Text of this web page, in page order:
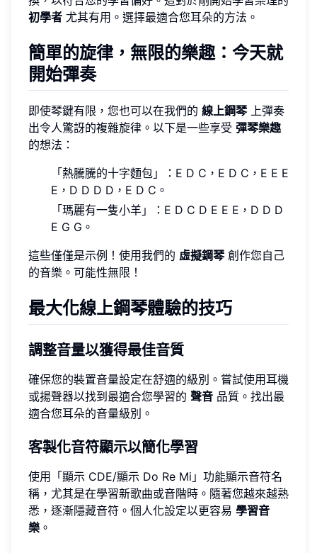
初學者 尤其有用。選擇最適合您耳朵的方法。
簡單的旋律，無限的樂趣：今天就
開始彈奏
即使琴鍵有限，您也可以在我們的 線上鋼琴上彈奏
出令人驚訝的複雜旋律。以下是一些享受 彈琴樂趣
的想法：
「熱騰騰的十字麵包」：E D C，E D C，E E E
E，D D D D，E D C。
「瑪麗有一隻小羊」：E D C D E E E，D D D
E G G。
這些僅僅是示例！使用我們的 虛擬鋼琴創作您自己
的音樂。可能性無限！
最大化線上鋼琴體驗的技巧
調整音量以獲得最佳音質
確保您的裝置音量設定在舒適的級別。嘗試使用耳機
或揚聲器以找到最適合您學習的 聲音 品質。找出最
適合您耳朵的音量級別。
客製化音符顯示以簡化學習
使用「顯示 CDE/顯示 Do Re Mi」功能顯示音符名
稱，尤其是在學習新歌曲或音階時。隨著您越來越熟
悉，逐漸隱藏音符。個人化設定以更容易 學習音
樂 。